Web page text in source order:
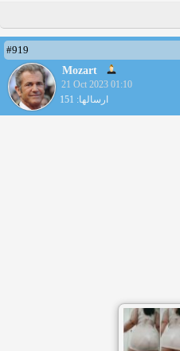
#919
Mozart
21 Oct 2023 01:10
ارسالها: 151